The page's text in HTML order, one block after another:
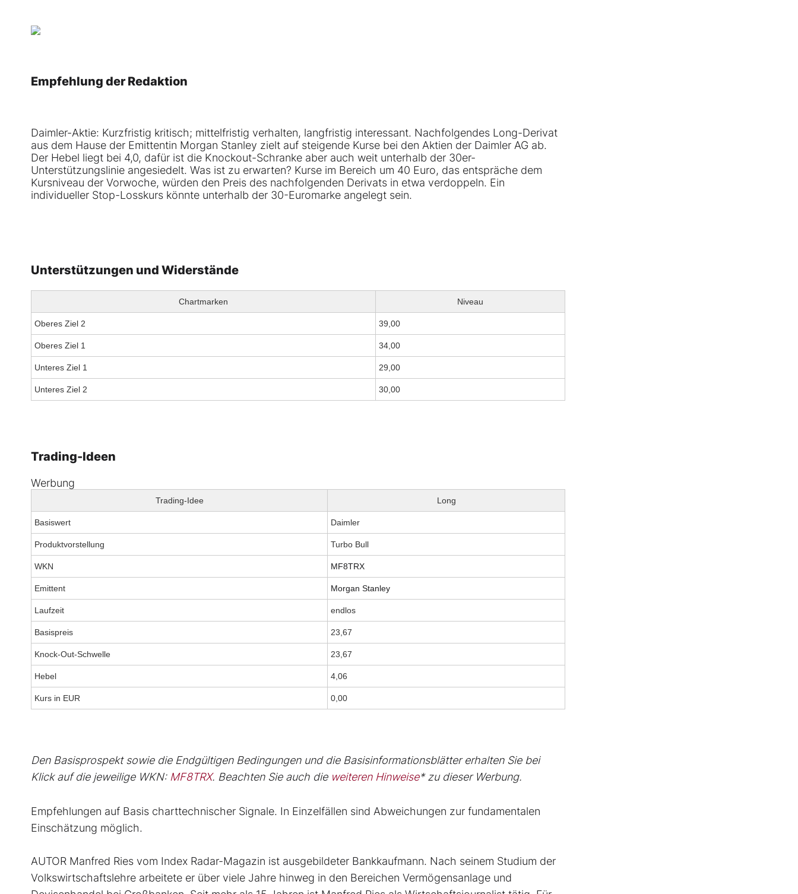
Empfehlung der Redaktion
Daimler-Aktie: Kurzfristig kritisch; mittelfristig verhalten, langfristig interessant. Nachfolgendes Long-Derivat
aus dem Hause der Emittentin Morgan Stanley zielt auf steigende Kurse bei den Aktien der Daimler AG ab.
Der Hebel liegt bei 4,0, dafür ist die Knockout-Schranke aber auch weit unterhalb der 30er-
Unterstützungslinie angesiedelt. Was ist zu erwarten? Kurse im Bereich um 40 Euro, das entspräche dem
Kursniveau der Vorwoche, würden den Preis des nachfolgenden Derivats in etwa verdoppeln. Ein
individueller Stop-Losskurs könnte unterhalb der 30-Euromarke angelegt sein.
Unterstützungen und Widerstände
Chartmarken Niveau
Oberes Ziel 2 39,00
Oberes Ziel 1 34,00
Unteres Ziel 1 29,00
Unteres Ziel 2 30,00
Trading-Ideen
Werbung
Trading-Idee Long
Basiswert Daimler
Produktvorstellung Turbo Bull
WKN MF8TRX
Emittent Morgan Stanley
Laufzeit endlos
Basispreis 23,67
Knock-Out-Schwelle 23,67
Hebel 4,06
Kurs in EUR 0,00
Den Basisprospekt sowie die Endgültigen Bedingungen und die Basisinformationsblätter erhalten Sie bei
Klick auf die jeweilige WKN: MF8TRX. Beachten Sie auch die weiteren Hinweise* zu dieser Werbung.
Empfehlungen auf Basis charttechnischer Signale. In Einzelfällen sind Abweichungen zur fundamentalen
Einschätzung möglich.
AUTOR Manfred Ries vom Index Radar-Magazin ist ausgebildeter Bankkaufmann. Nach seinem Studium der
Volkswirtschaftslehre arbeitete er über viele Jahre hinweg in den Bereichen Vermögensanlage und